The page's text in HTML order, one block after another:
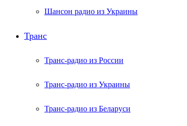
Шансон радио из Украины
Транс
Транс-радио из России
Транс-радио из Украины
Транс-радио из Беларуси